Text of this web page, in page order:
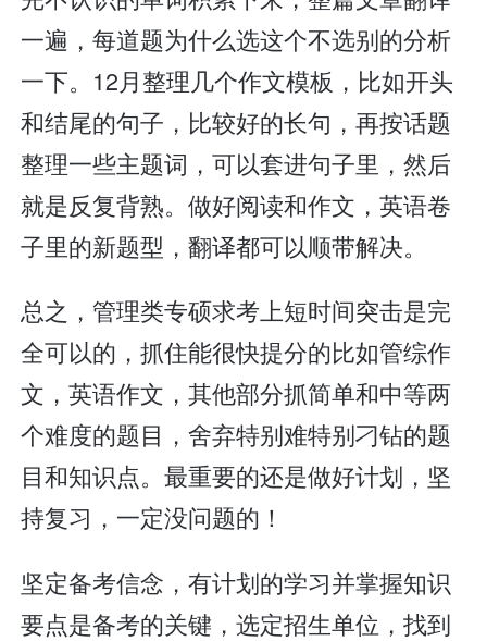
一遍，每道题为什么选这个不选别的分析
一下。12月整理几个作文模板，比如开头
和结尾的句子，比较好的长句，再按话题
整理一些主题词，可以套进句子里，然后
就是反复背熟。做好阅读和作文，英语卷
子里的新题型，翻译都可以顺带解决。
总之，管理类专硕求考上短时间突击是完
全可以的，抓住能很快提分的比如管综作
文，英语作文，其他部分抓简单和中等两
个难度的题目，舍弃特别难特别刁钻的题
目和知识点。最重要的还是做好计划，坚
持复习，一定没问题的！
坚定备考信念，有计划的学习并掌握知识
要点是备考的关键，选定招生单位，找到